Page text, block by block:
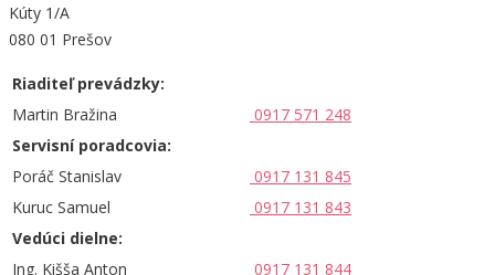
Kúty 1/A
080 01 Prešov
Riaditeľ prevádzky:
Martin Bražina
0917 571 248
Servisní poradcovia:
Poráč Stanislav
0917 131 845
Kuruc Samuel
0917 131 843
Vedúci dielne:
Ing. Kišša Anton
0917 131 844